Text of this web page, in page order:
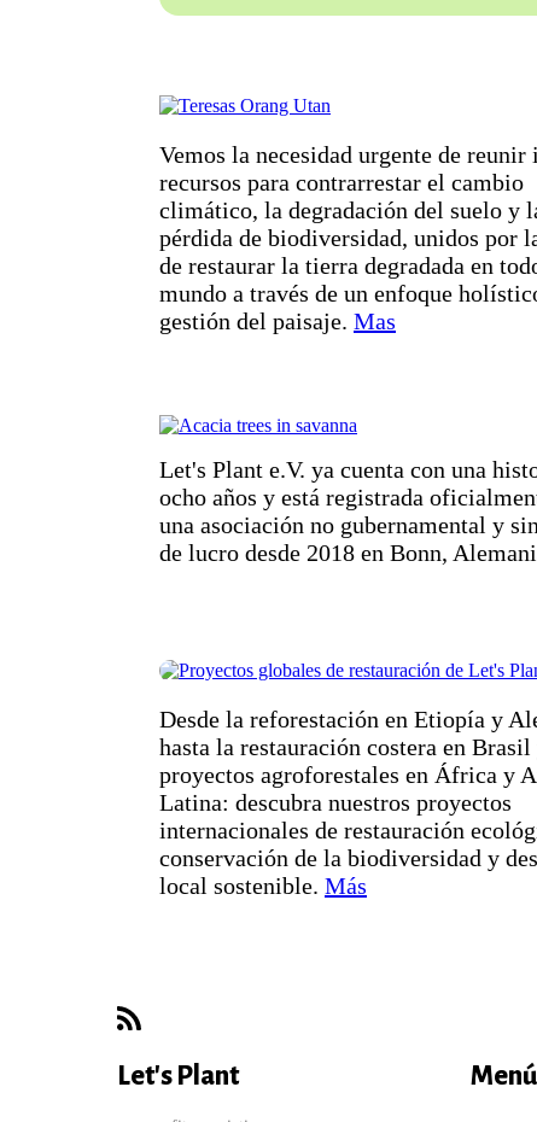
Vemos la necesidad urgente de reunir
recursos para contrarrestar el cambio
climático, la degradación del suelo y
pérdida de biodiversidad, unidos por
de restaurar la tierra degradada en
mundo a través de un enfoque
gestión del paisaje. Mas
Let's Plant e.V. ya cuenta con una
ocho años y está registrada
una asociación no gubernamental y
de lucro desde 2018 en Bonn,
Desde la reforestación en Etiopía y
hasta la restauración costera en Brasil
proyectos agroforestales en África y
Latina: descubra nuestros proyectos
internacionales de restauración
conservación de la biodiversidad y
local sostenible. Más
Let's Plant